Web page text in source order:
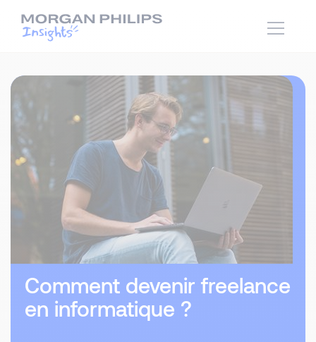
Comment devenir freelance
en informatique ?